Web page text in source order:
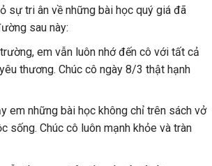
sự tri ân về những bài học quý giá đã
sau này:
em vẫn luôn nhớ đến cô với tất cả
thương. Chúc cô ngày 8/3 thật hạnh
em những bài học không chỉ trên sách vở
sống. Chúc cô luôn mạnh khỏe và tràn